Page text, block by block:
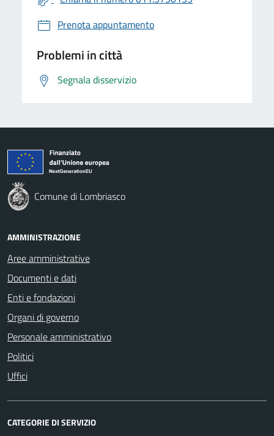
Prenota appuntamento
Problemi in città
Segnala disservizio
Comune di Lombriasco
AMMINISTRAZIONE
Aree amministrative
Documenti e dati
Enti e fondazioni
Organi di governo
Personale amministrativo
Politici
Uffici
CATEGORIE DI SERVIZIO